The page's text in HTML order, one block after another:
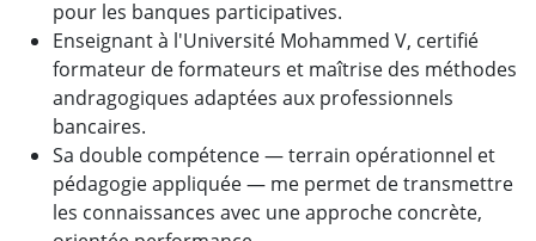
pour les banques participatives.
Enseignant à l'Université Mohammed V, certifié
formateur de formateurs et maîtrise des méthodes
andragogiques adaptées aux professionnels
bancaires.
Sa double compétence — terrain opérationnel et
pédagogie appliquée — me permet de transmettre
les connaissances avec une approche concrète,